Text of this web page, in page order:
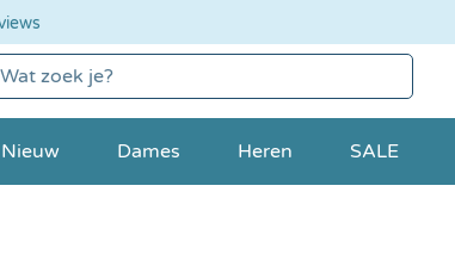
Nieuw Dames Heren SALE